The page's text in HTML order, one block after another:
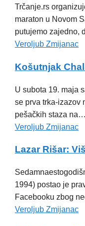
Trčanje.rs
maraton u Novom
putujemo zajedno,
Veroljub Zmijanac
Košutnjak
U subota 19. maja
se prva trka-izazov
pešačkih staza na…
Veroljub Zmijanac
Lazar Rišar:
1994) postao je
Facebooku zbog
Veroljub Zmijanac